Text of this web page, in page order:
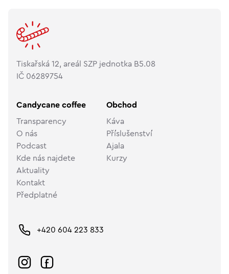
Tiskařská 12, areál SZP jednotka B5.08
IČ 06289754
Candycane coffee
Transparency
O nás
Podcast
Kde nás najdete
Aktuality
Kontakt
Předplatné
Obchod
Káva
Příslušenství
Ajala
Kurzy
+420 604 223 833